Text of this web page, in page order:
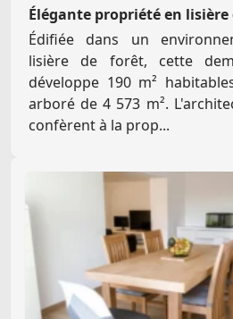
Élégante propriété en
Édifiée dans un
lisière de forêt, cette
développe 190 m²
arboré de 4 573 m².
confèrent à la prop...